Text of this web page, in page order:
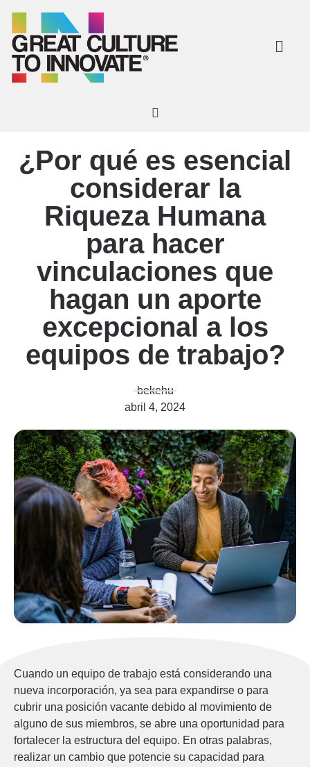
¿Por qué es esencial
considerar la
Riqueza Humana
para hacer
vinculaciones que
hagan un aporte
excepcional a los
equipos de trabajo?
bekehu
abril 4, 2024
Cuando un equipo de trabajo está considerando una
nueva incorporación, ya sea para expandirse o para
cubrir una posición vacante debido al movimiento de
alguno de sus miembros, se abre una oportunidad para
fortalecer la estructura del equipo. En otras palabras,
realizar un cambio que potencie su capacidad para